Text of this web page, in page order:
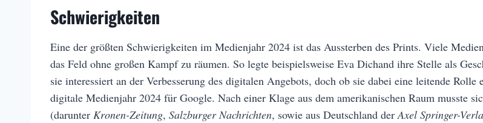
Schwierigkeiten
Eine der größten Schwierigkeiten im Medienjahr 2024 ist das Aussterben des Prints. Viele
das Feld ohne großen Kampf zu räumen. So legte beispielsweise Eva Dichand ihre Stelle als
sie interessiert an der Verbesserung des digitalen Angebots, doch ob sie dabei eine leitende
digitale Medienjahr 2024 für Google. Nach einer Klage aus dem amerikanischen Raum musste
(darunter Kronen-Zeitung, Salzburger Nachrichten, sowie aus Deutschland derAxel Springer-